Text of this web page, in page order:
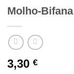
Molho-
3,30 €